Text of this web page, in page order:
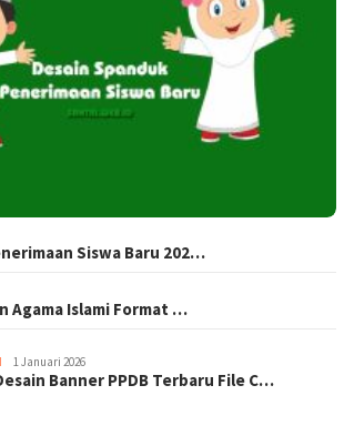
Siswa Baru 202…
Agama Islami Format …
1 Januari 2026
Banner PPDB Terbaru File C…